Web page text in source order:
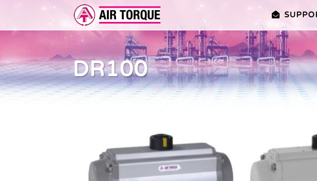
DOKUMENTATION
ERWEITERUNGEN ER PREMIER-
VORTEILE ER
DR100